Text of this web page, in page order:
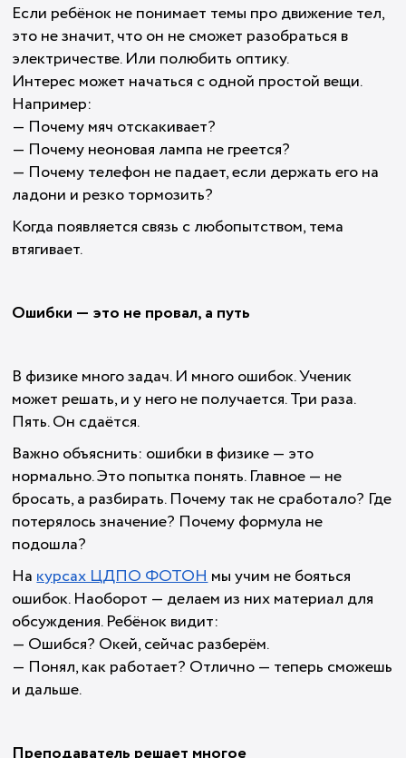
Если ребёнок не понимает темы про движение тел,
это не значит, что он не сможет разобраться в
электричестве. Или полюбить оптику.
Интерес может начаться с одной простой вещи.
Например:
— Почему мяч отскакивает?
— Почему неоновая лампа не греется?
— Почему телефон не падает, если держать его на
ладони и резко тормозить?
Когда появляется связь с любопытством, тема
втягивает.
Ошибки — это не провал, а путь
В физике много задач. И много ошибок. Ученик
может решать, и у него не получается. Три раза.
Пять. Он сдаётся.
Важно объяснить: ошибки в физике — это
нормально. Это попытка понять. Главное — не
бросать, а разбирать. Почему так не сработало? Где
потерялось значение? Почему формула не
подошла?
Накурсах ЦДПО ФОТОНмы учим не бояться
ошибок. Наоборот — делаем из них материал для
обсуждения. Ребёнок видит:
— Ошибся? Окей, сейчас разберём.
— Понял, как работает? Отлично — теперь сможешь
и дальше.
Преподаватель решает многое